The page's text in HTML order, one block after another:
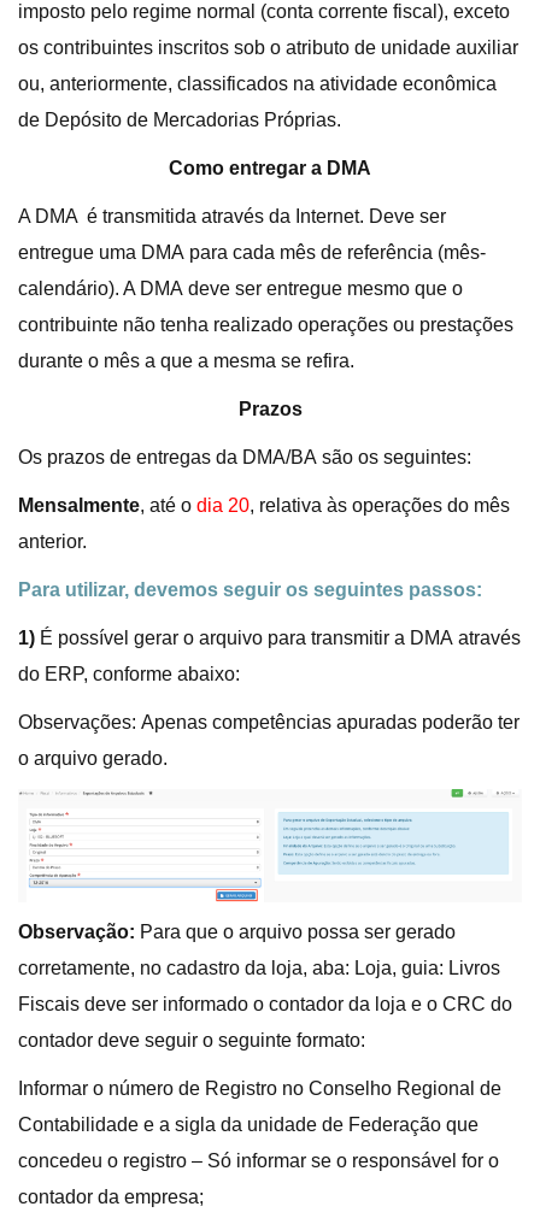
imposto pelo regime normal (conta corrente fiscal), exceto
os contribuintes inscritos sob o atributo de unidade auxiliar
ou, anteriormente, classificados na atividade econômica
de Depósito de Mercadorias Próprias.
Como entregar a DMA
A DMA é transmitida através da Internet. Deve ser
entregue uma DMA para cada mês de referência (mês-
calendário). A DMA deve ser entregue mesmo que o
contribuinte não tenha realizado operações ou prestações
durante o mês a que a mesma se refira.
Prazos
Os prazos de entregas da DMA/BA são os seguintes:
Mensalmente, até o dia 20, relativa às operações do mês
anterior.
Para utilizar, devemos seguir os seguintes passos:
1) É possível gerar o arquivo para transmitir a DMA através
do ERP, conforme abaixo:
Observações: Apenas competências apuradas poderão ter
o arquivo gerado.
Observação: Para que o arquivo possa ser gerado
corretamente, no cadastro da loja, aba: Loja, guia: Livros
Fiscais deve ser informado o contador da loja e o CRC do
contador deve seguir o seguinte formato:
Informar o número de Registro no Conselho Regional de
Contabilidade e a sigla da unidade de Federação que
concedeu o registro – Só informar se o responsável for o
contador da empresa;